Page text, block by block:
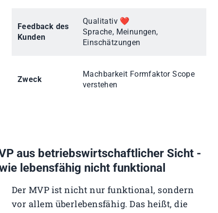
Feedback des
Kunden
Qualitativ ❤️
Sprache, Meinungen,
Einschätzungen
Zweck
Machbarkeit Formfaktor Scope
verstehen
aus betriebswirtschaftlicher Sicht -
lebensfähig nicht funktional
Der MVP ist nicht nur funktional, sondern
vor allem überlebensfähig. Das heißt, die